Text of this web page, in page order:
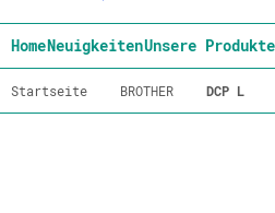
HomeNeuigkeitenUnsere Produkte
Startseite BROTHER DCP L